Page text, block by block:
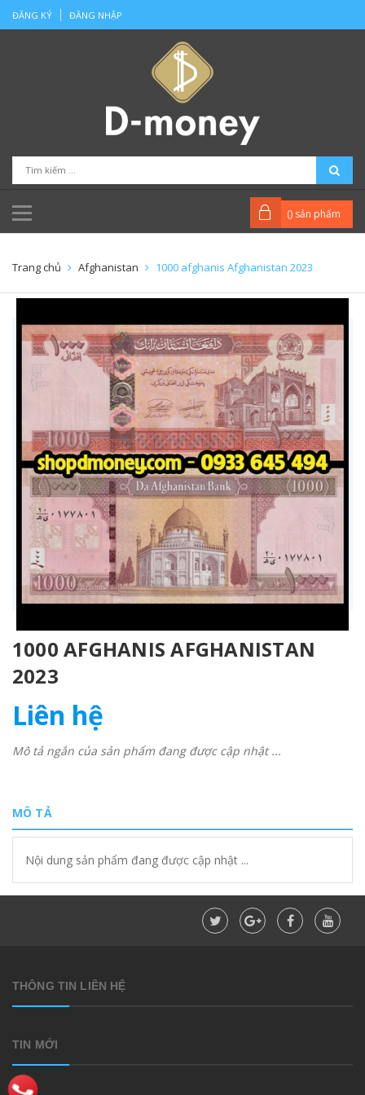
ĐĂNG KÝ ĐĂNG NHẬP
() sản phẩm
Trang chủ Afghanistan 1000 afghanis Afghanistan 2023
1000 AFGHANIS AFGHANISTAN
2023
Liên hệ
Mô tả ngắn của sản phẩm đang được cập nhật ...
MÔ TẢ
Nội dung sản phẩm đang được cập nhật ...
THÔNG TIN LIÊN HỆ
TIN MỚI